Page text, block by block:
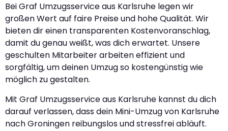
Bei Graf Umzugsservice aus Karlsruhe legen wir
großen Wert auf faire Preise und hohe Qualität. Wir
bieten dir einen transparenten Kostenvoranschlag,
damit du genau weißt, was dich erwartet. Unsere
geschulten Mitarbeiter arbeiten effizient und
sorgfältig, um deinen Umzug so kostengünstig wie
möglich zu gestalten.
Mit Graf Umzugsservice aus Karlsruhe kannst du dich
darauf verlassen, dass dein Mini-Umzug von Karlsruhe
nach Groningen reibungslos und stressfrei abläuft.